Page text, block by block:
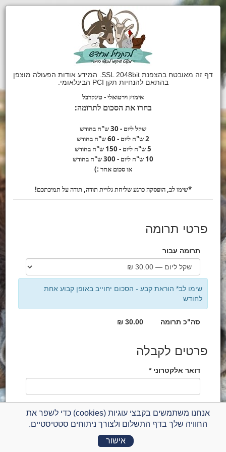
דף זה מאובטח בהצפנת SSL 2048bit. המידע אודות הפעולה מוצפן
בהתאם להנחיות תקן PCI הבינלאומי.
אימוץ וירטואלי - טינקרבל
בחרואת הסכום לתרומה:
שקל ליום - 30 ש"ח בחודש
2 ש"ח ליום - 60 ש"ח בחודש
5 ש"ח ליום - 150 ש"ח בחודש
10 ש"ח ליום - 300 ש"ח בחודש
או סכום אחר :)
*שימו לב,הופסקה כרגעשליחת גלויית תודה, תודה על תמיכתכם!
פרטי תרומה
תרומה עבור
שימו לב* הוראת קבע - הסכום יחוייב באופן קבוע אחת
לחודש
סה"כ תרומה 30.00 ₪
פרטים לקבלה
דואר אלקטרוני *
לכבוד *
אנחנו משתמשים בקבצי עוגיות (cookies) כדי לשפר את
החוויה שלך בדף התשלום ולצורך ניתוחים סטטיסטיים.